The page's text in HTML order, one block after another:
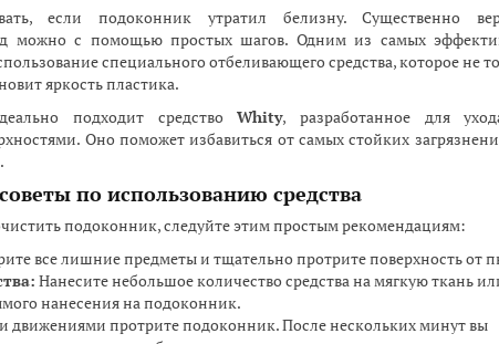
если подоконник утратил белизну. Существенно
можно с помощью простых шагов. Одним из самых
специального отбеливающего средства, которое не
яркость пластика.
подходит средствоWhity, разработанное для
Оно поможет избавиться от самых стойких
по использованию средства
подоконник, следуйте этим простым рекомендациям:
все лишние предметы и тщательно протрите поверхность от
Нанесите небольшое количество средства на мягкую ткань
нанесения на подоконник.
движениями протрите подоконник. После нескольких минут вы